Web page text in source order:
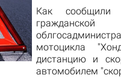
Каксообщили
мотоцикла "
дистанцию и
автомобилем